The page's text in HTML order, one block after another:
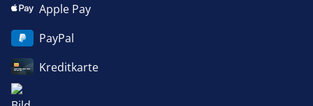
Apple Pay
PayPal
Kreditkarte